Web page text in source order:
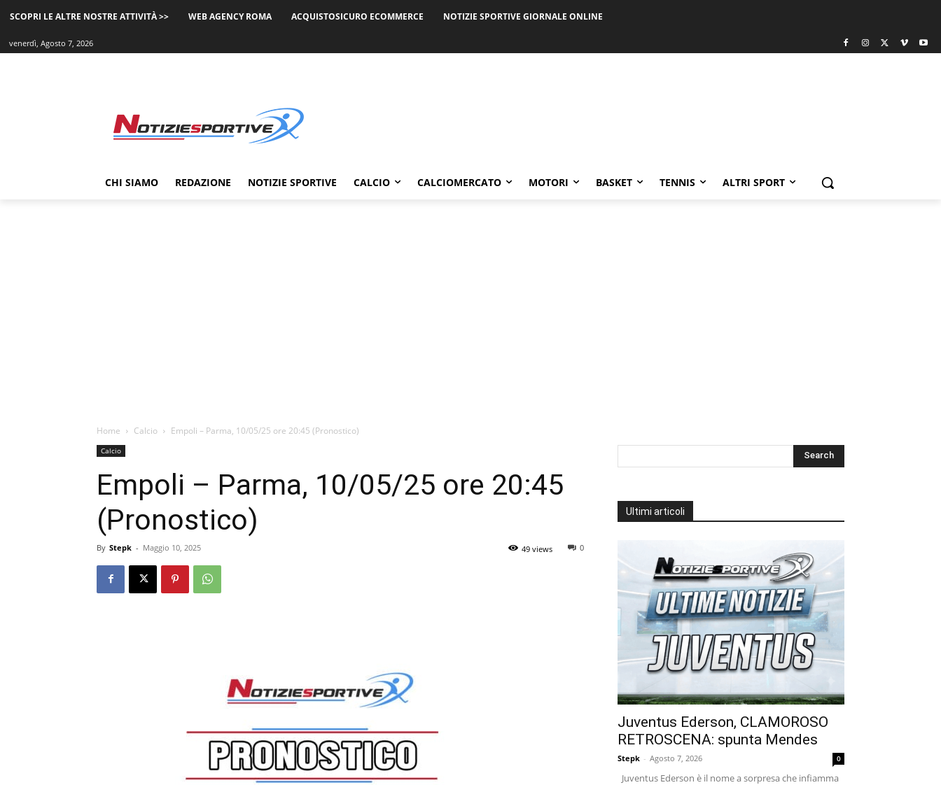
SCOPRI LE ALTRE NOSTRE ATTIVITÀ >> WEB AGENCY ROMA ACQUISTOSICURO ECOMMERCE NOTIZIE SPORTIVE GIORNALE ONLINE
venerdì, Agosto 7, 2026
CHI SIAMO REDAZIONE NOTIZIE SPORTIVE CALCIO CALCIOMERCATO MOTORI BASKET TENNIS ALTRI SPORT
Home Calcio Empoli – Parma, 10/05/25 ore 20:45 (Pronostico)
Calcio
Empoli – Parma, 10/05/25 ore 20:45
(Pronostico)
By Stepk - Maggio 10, 2025 0
49 views
Ultimi articoli
Juventus Ederson, CLAMOROSO
RETROSCENA: spunta Mendes
Stepk - Agosto 7, 2026 0
Juventus Ederson è il nome a sorpresa che infiamma